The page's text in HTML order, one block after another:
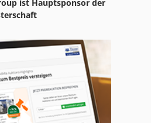
ist Hauptsponsor der